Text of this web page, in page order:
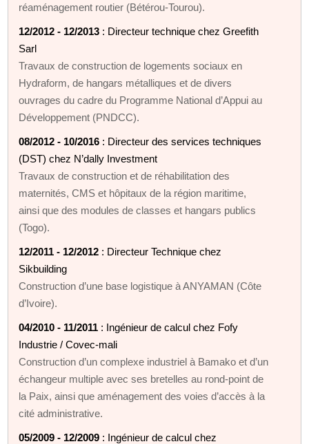
réaménagement routier (Bétérou‑Tourou).
12/2012 - 12/2013 : Directeur technique chez Greefith
Sarl
Travaux de construction de logements sociaux en
Hydraform, de hangars métalliques et de divers
ouvrages du cadre du Programme National d’Appui au
Développement (PNDCC).
08/2012 - 10/2016 : Directeur des services techniques
(DST) chez N’dally Investment
Travaux de construction et de réhabilitation des
maternités, CMS et hôpitaux de la région maritime,
ainsi que des modules de classes et hangars publics
(Togo).
12/2011 - 12/2012 : Directeur Technique chez
Sikbuilding
Construction d’une base logistique à ANYAMAN (Côte
d’Ivoire).
04/2010 - 11/2011 : Ingénieur de calcul chez Fofy
Industrie / Covec‑mali
Construction d’un complexe industriel à Bamako et d’un
échangeur multiple avec ses bretelles au rond‑point de
la Paix, ainsi que aménagement des voies d’accès à la
cité administrative.
05/2009 - 12/2009 : Ingénieur de calcul chez